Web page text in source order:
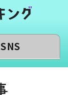
SNS